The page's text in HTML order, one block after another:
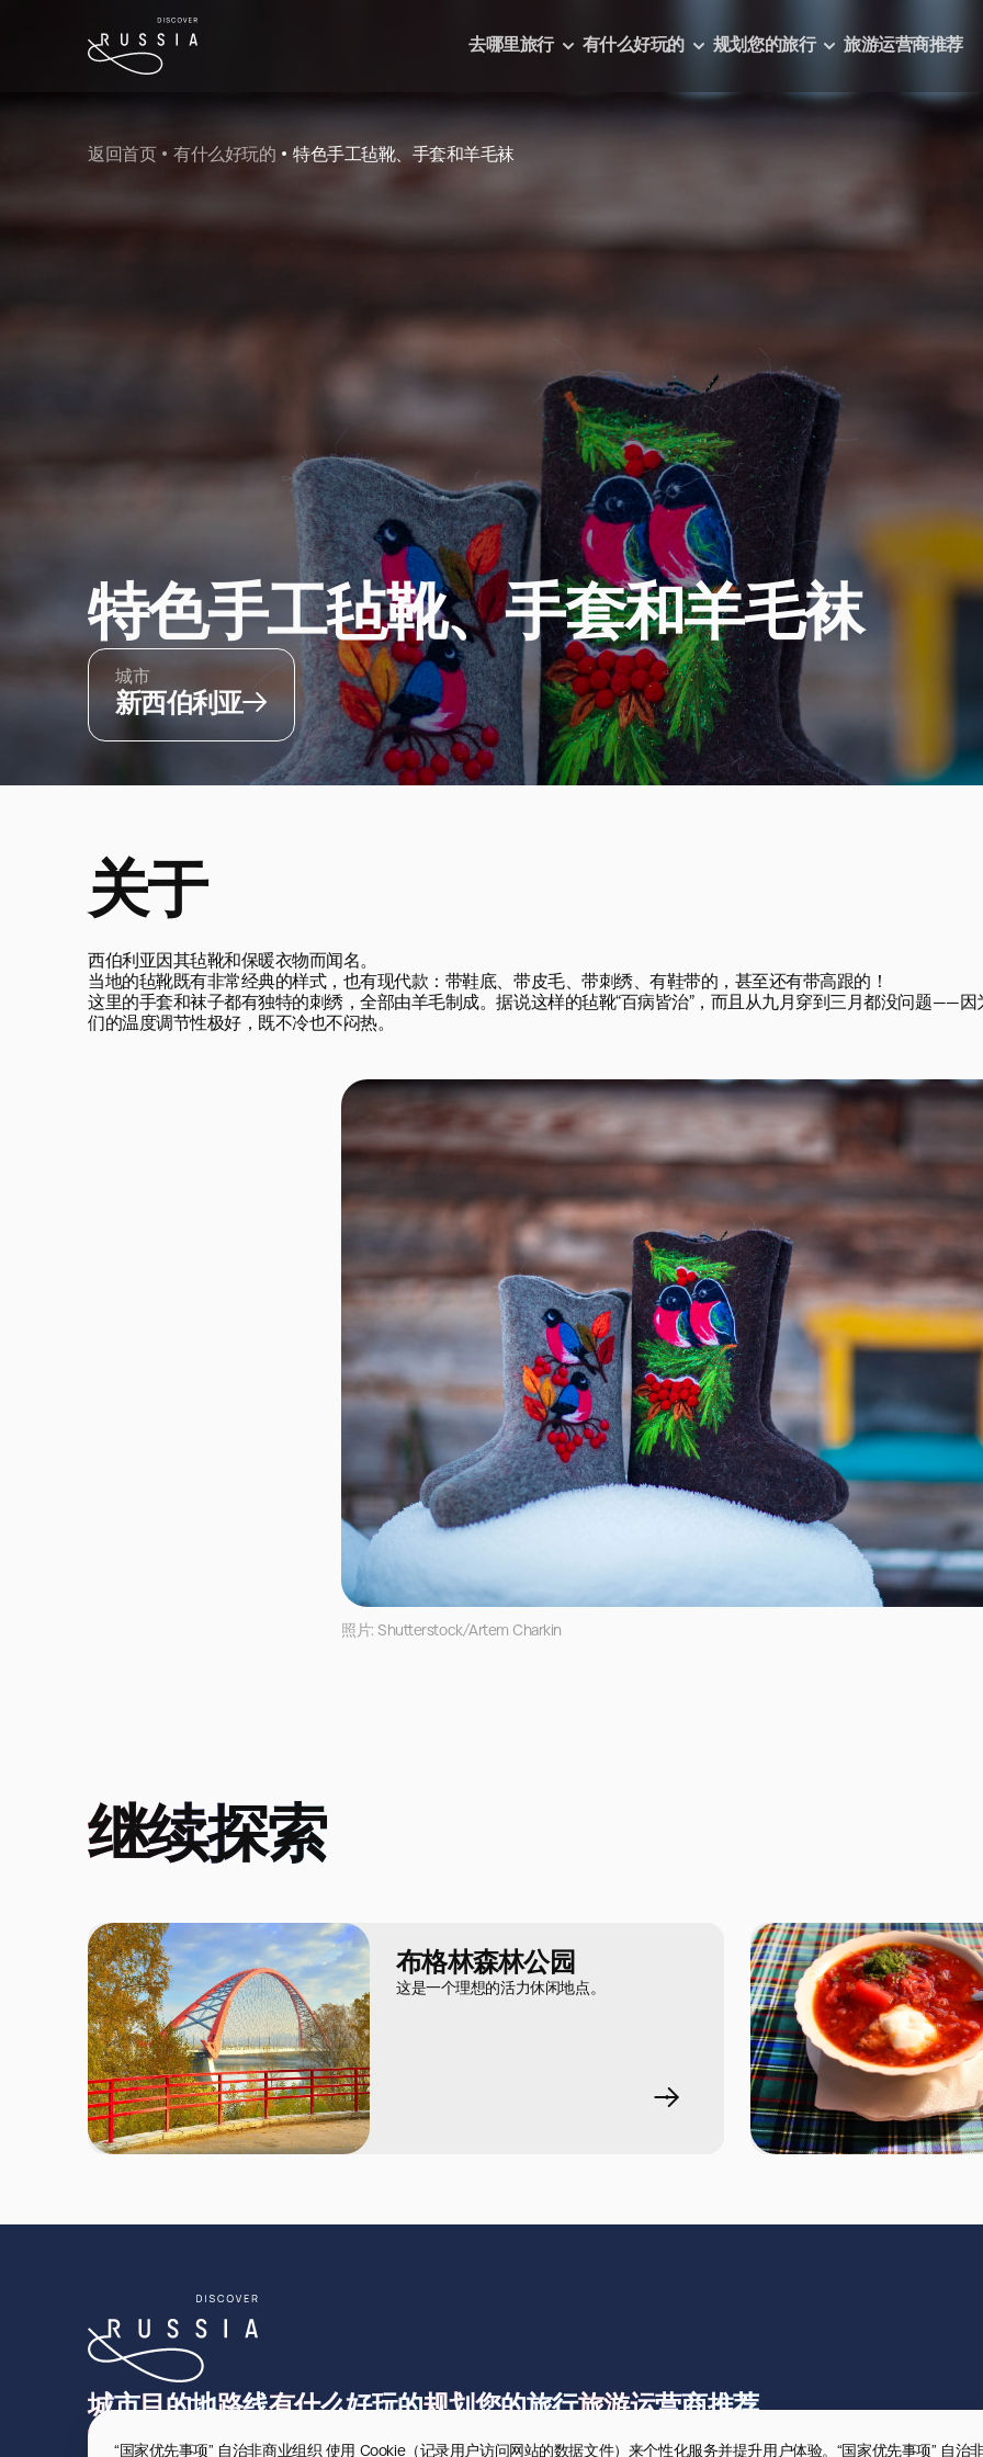
去哪里旅行 有什么好玩的 规划您的旅行 旅游运营商推荐
返回首页 有什么好玩的 特色手工毡靴、手套和羊毛袜
特色手工毡靴、手套和羊毛袜
城市
新西伯利亚
关于
西伯利亚因其毡靴和保暖衣物而闻名。
当地的毡靴既有非常经典的样式，也有现代款：带鞋底、带皮毛、带刺绣、有鞋带的，甚至还有带高跟的！
这里的手套和袜子都有独特的刺绣，全部由羊毛制成。据说这样的毡靴“百病皆治”，而且从九月穿到三月都没问题——因
们的温度调节性极好，既不冷也不闷热。
照片: Shutterstock/Artem Charkin
继续探索
布格林森林公园
这是一个理想的活力休闲地点。
“国家优先事项” 自治非商业组织 使用 Cookie（记录用户访问网站的数据文件）来个性化服务并提升用户体验。“国家优先事项” 自治
城市目的地路线有什么好玩的规划您的旅行旅游运营商推荐